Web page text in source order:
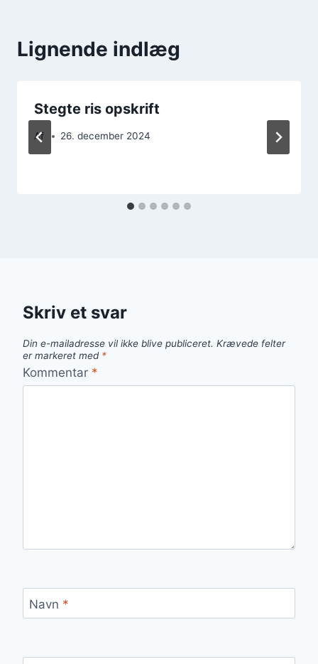
Lignende indlæg
Stegte ris opskrift
Af 26. december 2024
Skriv et svar
Din e-mailadresse vil ikke blive publiceret. Krævede felter
er markeret med *
Kommentar *
Navn *